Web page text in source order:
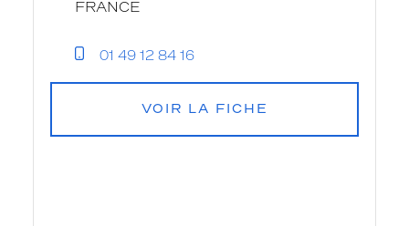
FRANCE
01 49 12 84 16
VOIR LA FICHE